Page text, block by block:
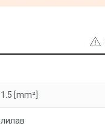
1.5 [mm²]
лилав